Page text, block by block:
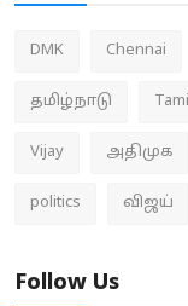
DMK Chennai
தமிழ்நாடு
Vijay அதிமுக
politics விஜய்
Follow Us